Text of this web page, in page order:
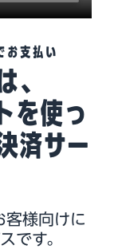
支払い
を使っ
済サー
様向けに
です。